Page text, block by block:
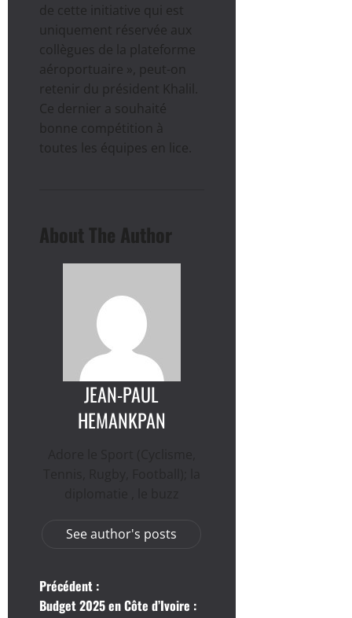
de cette initiative qui est
uniquement réservée aux
collègues de la plateforme
aéroportuaire », peut-on
retenir du président Khalil.
Ce dernier a souhaité
bonne compétition à
toutes les équipes en lice.
About The Author
JEAN-PAUL
HEMANKPAN
See author's posts
N
Précédent :
Budget 2025 en Côte d’Ivoire :